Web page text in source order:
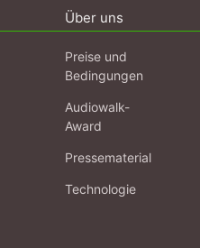
Über uns
Preise und
Bedingungen
Audiowalk-
Award
Pressematerial
Technologie